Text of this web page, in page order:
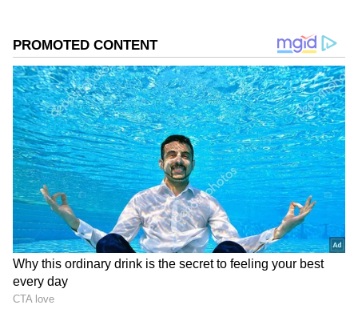
ಎಷ್ಟೋ ಜನರು ಈ ಜಿಗುಟುತನವನ್ನು ಹೋಗಲಾಡಿಸಲು ಹೆಚ್ಚು
ಎಣ್ಣೆ ಬಳಸುತ್ತಾರೆ. ಆದರೆ ಈಗ ನಮ್ಮ ದಕ್ಷಿಣ ಭಾರತದ
ಮಹಿಳೆಯೊಬ್ಬರು ಅತ್ಯಂತ ಸುಲಭವಾದ ಮತ್ತು
ಸಾಂಪ್ರದಾಯಿಕ ಉಪಾಯವೊಂದನ್ನು ತಿಳಿಸಿಕೊಟ್ಟಿದ್ದಾರೆ.
ಇದರಿಂದ ಬೆಂಡೆಕಾಯಿ ಜಿಗುಟುತನವಿಲ್ಲದೆ ರುಚಿಯಾಗಿ ಮತ್ತು
ಗರಿಗರಿಯಾಗಿ ಮೂಡಿಬರುತ್ತದೆ. ಬನ್ನಿ, ಆ ಉಪಾಯ ಏನೆಂದು
ತಿಳಿಯೋಣ.
ಸಮಗ್ರ ಸುದ್ದಿ ಮೂಲವನ್ನಾಗಿ asianet suvarna news ಅನ್ನು
ಆಯ್ಕೆ ಮಾಡಿಕೊಳ್ಳಿ